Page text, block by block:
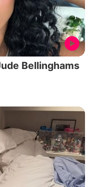
Bellinghams